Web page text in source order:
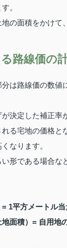
。
の面積をかけて
路線価の
は路線価の数
決定した補正率
る宅地の価格と
なります。
形である場合
1平方メートル
面積）= 自用地